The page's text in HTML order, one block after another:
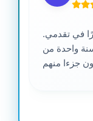
في تقدمي.
واحدة من